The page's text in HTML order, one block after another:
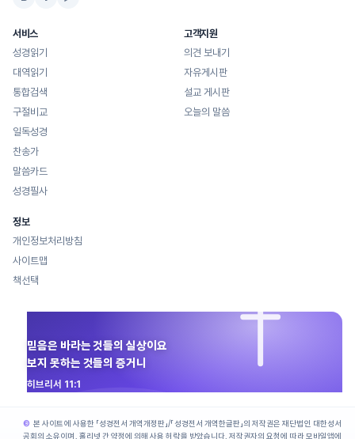
서비스
성경읽기
대역읽기
통합검색
구절비교
일독성경
찬송가
말씀카드
성경필사
고객지원
의견 보내기
자유게시판
설교 게시판
오늘의 말씀
정보
개인정보처리방침
사이트맵
책선택
믿음은 바라는 것들의 실상이요
보지 못하는 것들의 증거니
히브리서 11:1
본 사이트에 사용한 「성경전서 개역개정판」/「성경전서 개역한글판」의 저작권은 재단법인 대한성서
공회의 소유이며, 홀리넷 간 약정에 의해 사용 허락을 받았습니다. 저작권자의 요청에 따라 모바일앱에